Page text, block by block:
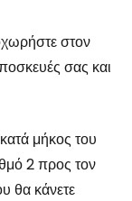
στον
σας και
μήκος του
2 προς τον
θα κάνετε